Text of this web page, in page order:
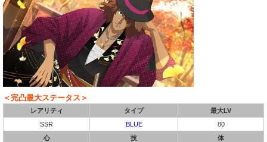
＜完凸最大ステータス＞
レアリティ タイプ
最大LV
SSR
BLUE
80
心
技
体